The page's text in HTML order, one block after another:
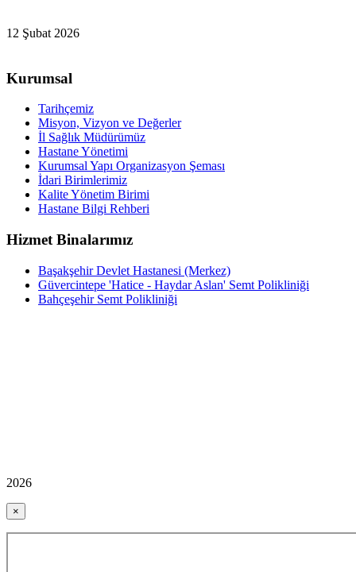
12 Şubat 2026
Kurumsal
Tarihçemiz
Misyon, Vizyon ve Değerler
İl Sağlık Müdürümüz
Hastane Yönetimi
Kurumsal Yapı Organizasyon Şeması
İdari Birimlerimiz
Kalite Yönetim Birimi
Hastane Bilgi Rehberi
Hizmet Binalarımız
Başakşehir Devlet Hastanesi (Merkez)
Güvercintepe 'Hatice - Haydar Aslan' Semt Polikliniği
Bahçeşehir Semt Polikliniği
2026
×